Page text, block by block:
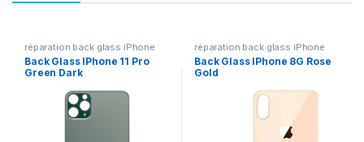
réparation back glass iPhone
Back Glass IPhone 11 Pro
Green Dark
réparation back glass iPhone
Back Glass IPhone 8G Rose
Gold